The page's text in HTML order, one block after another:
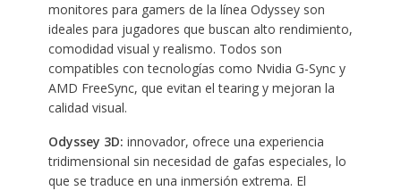
monitores para gamers de la línea Odyssey son
ideales para jugadores que buscan alto rendimiento,
comodidad visual y realismo. Todos son
compatibles con tecnologías como Nvidia G-Sync y
AMD FreeSync, que evitan el tearing y mejoran la
calidad visual.
Odyssey 3D: innovador, ofrece una experiencia
tridimensional sin necesidad de gafas especiales, lo
que se traduce en una inmersión extrema. El